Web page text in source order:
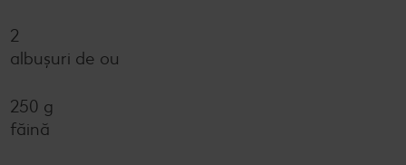
2
albușuri de ou
250 g
făină